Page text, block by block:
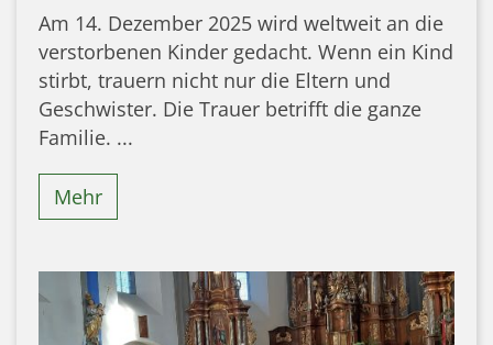
Am 14. Dezember 2025 wird weltweit an die
verstorbenen Kinder gedacht. Wenn ein Kind
stirbt, trauern nicht nur die Eltern und
Geschwister. Die Trauer betrifft die ganze
Familie. ...
Mehr